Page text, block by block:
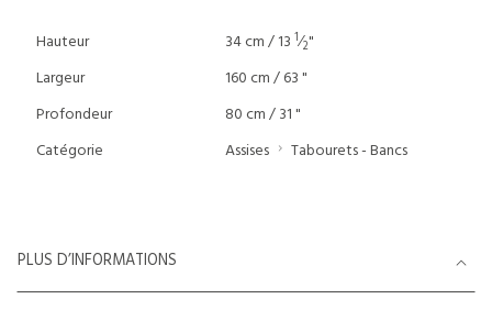
Hauteur 34 cm / 13 1⁄2"
Largeur
160 cm / 63 "
Profondeur
80 cm / 31 "
Catégorie
Assises Tabourets - Bancs
PLUS D’INFORMATIONS